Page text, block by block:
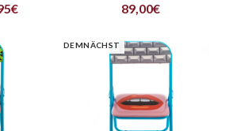
€ 89,00€
DEMNÄCHST